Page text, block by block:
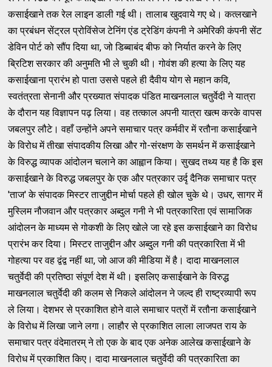
कसाईखाने तक रेल लाइन डाली गई थी। तालाब खुदवाये गए थे। कत्लखाने
का प्रबंधन सेंट्रल प्रोविंसेज टेनिंग एंड ट्रेडिंग कंपनी ने अमेरिकी कंपनी सेंट
डेविन पोर्ट को सौंप दिया था, जो डिब्बाबंद बीफ को निर्यात करने के लिए
ब्रिटिश सरकार की अनुमति भी ले चुकी थी। गोवंश की हत्या के लिए यह
कसाईखाना प्रारंभ हो पाता उससे पहले ही दैवीय योग से महान कवि,
स्वतंत्रता सेनानी और प्रख्यात संपादक पंडित माखनलाल चतुर्वेदी ने यात्रा
के दौरान यह विज्ञापन पढ़ लिया। वह तत्काल अपनी यात्रा खत्म करके वापस
जबलपुर लौटे। वहाँ उन्होंने अपने समाचार पत्र कर्मवीर में रतौना कसाईखाने
के विरोध में तीखा संपादकीय लिखा और गो-संरक्षण के समर्थन में कसाईखाने
के विरुद्ध व्यापक आंदोलन चलाने का आह्वान किया। सुखद तथ्य यह है कि इस
कसाईखाने के विरुद्ध जबलपुर के एक और पत्रकार उर्दृ दैनिक समाचार पत्र
'ताज' के संपादक मिस्टर ताजुद्दीन मोर्चा पहले ही खोल चुके थे। उधर, सागर में
मुस्लिम नौजवान और पत्रकार अब्दुल गनी ने भी पत्रकारिता एवं सामाजिक
आंदोलन के माध्यम से गोकशी के लिए खोले जा रहे इस कसाईखाने का विरोध
प्रारंभ कर दिया। मिस्टर ताजुद्दीन और अब्दुल गनी की पत्रकारिता में भी
गोहत्या पर वह द्वंद्व नहीं था, जो आज की मीडिया में है। दादा माखनलाल
चतुर्वेदी की प्रतिष्ठा संपूर्ण देश में थी। इसलिए कसाईखाने के विरुद्ध
माखनलाल चतुर्वेदी की कलम से निकले आंदोलन ने जल्द ही राष्ट्रव्यापी रूप
ले लिया। देशभर से प्रकाशित होने वाले समाचार पत्रों में रतौना कसाईखाने
के विरोध में लिखा जाने लगा। लाहौर से प्रकाशित लाला लाजपत राय के
समाचार पत्र वंदेमातरम् ने तो एक के बाद एक अनेक आलेख कसाईखाने के
विरोध में प्रकाशित किए। दादा माखनलाल चतुर्वेदी की पत्रकारिता का